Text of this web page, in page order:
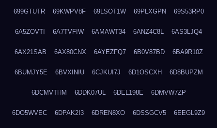
699GTUTR 69KWPV8F 69LSOT1W 69PLXGPN 69S53RP0
6A5ZOVTI 6A7TVFIW 6AMAWT34 6ANZ4C8L 6AS3LJQ4
6AX21SAB 6AX80CNX 6AYEZFQ7 6B0V87BD 6BA9R10Z
6BUMJY5E 6BVXINIU 6CJKUI7J 6D1OSCXH 6D8BUPZM
6DCMVTHM 6DDK07UL 6DEL198E 6DMVW7ZP
6DO5WVEC 6DPAK2I3 6DREN8XO 6DSSGCV5 6EEGL9Z9